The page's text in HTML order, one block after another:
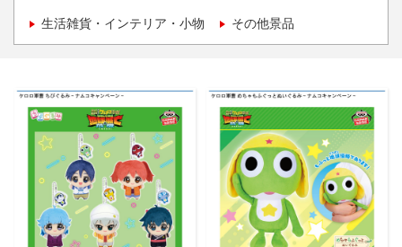
生活雑貨・インテリア・小物 その他景品